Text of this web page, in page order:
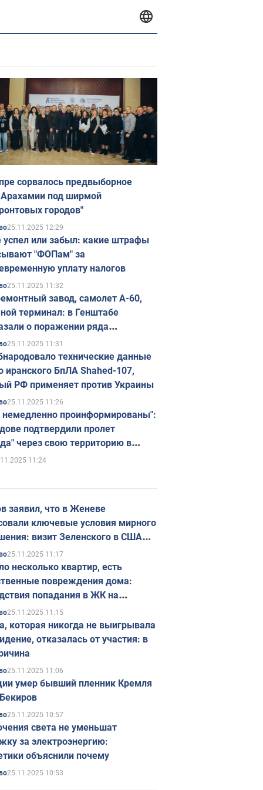
сорвалось предвыборное
Арахамии под ширмой
городов"
25.11.2025 12:29
успел или забыл: какие штрафы
"ФОПам" за
уплату налогов
25.11.2025 11:32
завод, самолет А-60,
терминал: в Генштабе
о поражении ряда
объектов России
25.11.2025 11:31
технические данные
иранского БпЛА Shahed-107,
РФ применяет против Украины
25.11.2025 11:26
проинформированы":
подтвердили пролет
через свою территорию в
11:24
заявил, что в Женеве
ключевые условия мирного
визит Зеленского в США
в ноябре
25.11.2025 11:17
несколько квартир, есть
повреждения дома:
попадания в ЖК на
в Киеве. Фото
25.11.2025 11:15
которая никогда не выигрывала
отказалась от участия: в
25.11.2025 11:06
умер бывший пленник Кремля
25.11.2025 10:57
света не уменьшат
за электроэнергию:
объяснили почему
25.11.2025 10:53